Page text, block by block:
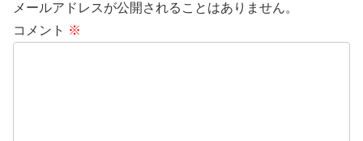
メールアドレスが公開されることはありません。
コメント ※